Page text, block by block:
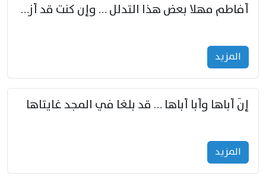
أفاطم مهلا بعض هذا التدلل … وإن كنت قد أزمعت صرمي فأجملي
المزید
إنّ أباها وأبا أباها … قد بلغا في المجد غايتاها
المزید